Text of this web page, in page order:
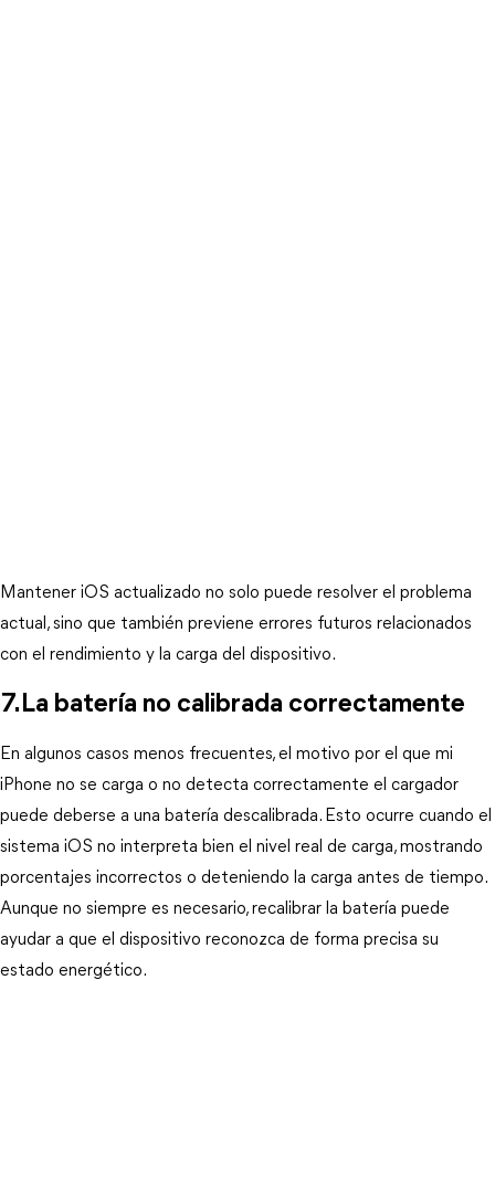
Mantener iOS actualizado no solo puede resolver el problema
actual, sino que también previene errores futuros relacionados
con el rendimiento y la carga del dispositivo.
7.La batería no calibrada correctamente
En algunos casos menos frecuentes, el motivo por el que mi
iPhone no se carga o no detecta correctamente el cargador
puede deberse a una batería descalibrada. Esto ocurre cuando el
sistema iOS no interpreta bien el nivel real de carga, mostrando
porcentajes incorrectos o deteniendo la carga antes de tiempo.
Aunque no siempre es necesario, recalibrar la batería puede
ayudar a que el dispositivo reconozca de forma precisa su
estado energético.